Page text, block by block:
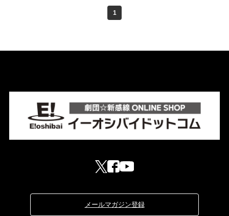
1
メールマガジン登録